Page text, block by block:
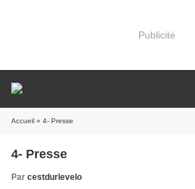
Publicité
Accueil » 4- Presse
4- Presse
Par cestdurlevelo